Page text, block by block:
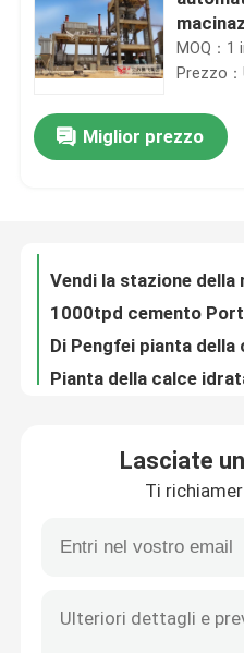
Casa
Circa noi
linea di produzione del
180tph
MOQ：1
Prezzo
Miglior prezzo
Lasciate
Ti